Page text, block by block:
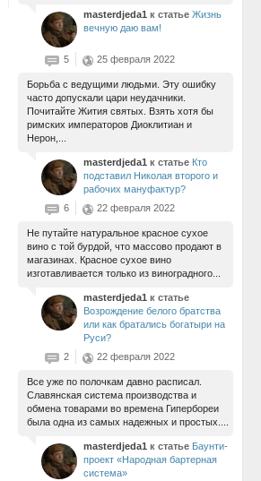
masterdjeda1 к статье Жизнь
вечную даю вам!
5 25 февраля 2022
Борьба с ведущими людьми. Эту ошибку
часто допускали цари неудачники.
Почитайте Жития святых. Взять хотя бы
римских императоров Диоклитиан и
Нерон,...
masterdjeda1 к статье Кто
подставил Николая второго и
рабочих мануфактур?
6
22 февраля 2022
Не путайте натуральное красное сухое
вино с той бурдой, что массово продают в
магазинах. Красное сухое вино
изготавливается только из виноградного...
masterdjeda1 к статье
Возрождение белого братства
или как братались богатыри на
Руси?
2
22 февраля 2022
Все уже по полочкам давно расписал.
Славянская система производства и
обмена товарами во времена Гипербореи
была одна из самых надежных и простых....
masterdjeda1 к статье Баунти-
проект «Народная бартерная
система»